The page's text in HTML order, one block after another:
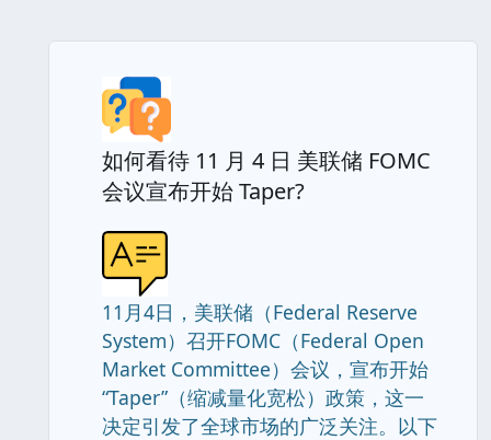
如何看待 11 月 4 日 美联储 FOMC
会议宣布开始 Taper?
11月4日，美联储（Federal Reserve
System）召开FOMC（Federal Open
Market Committee）会议，宣布开始
“Taper”（缩减量化宽松）政策，这一
决定引发了全球市场的广泛关注。以下